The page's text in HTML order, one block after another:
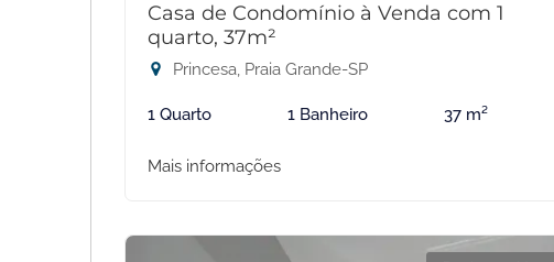
Casa de Condomínio à Venda com 1
quarto, 37m²
Princesa, Praia Grande-SP
1 Quarto 1 Banheiro 37 m²
Mais informações